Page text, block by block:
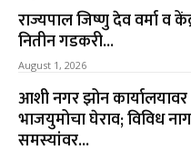
राज्यपाल जिष्णु देव वर्मा व
नितीन गडकरी...
August 1, 2026
आशी नगर झोन कार्यालयावर
भाजयुमोचा घेराव; विविध
समस्यांवर...